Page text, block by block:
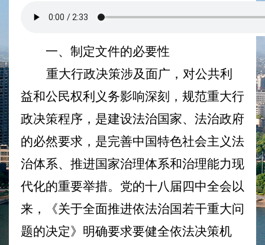
一、制定文件的必要性
重大行政决策涉及面广，对公共利
益和公民权利义务影响深刻，规范重大行
政决策程序，是建设法治国家、法治政府
的必然要求，是完善中国特色社会主义法
治体系、推进国家治理体系和治理能力现
代化的重要举措。党的十八届四中全会以
来，《关于全面推进依法治国若干重大问
题的决定》明确要求要健全依法决策机